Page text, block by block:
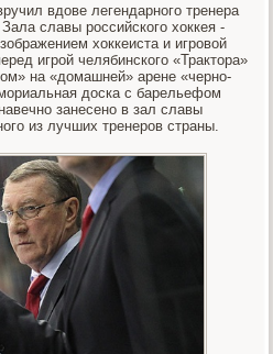
вдове легендарного тренера
славы российского хоккея -
хоккеиста и игровой
игрой челябинского «Трактора»
на «домашней» арене «черно-
доска с барельефом
занесено в зал славы
из лучших тренеров страны.